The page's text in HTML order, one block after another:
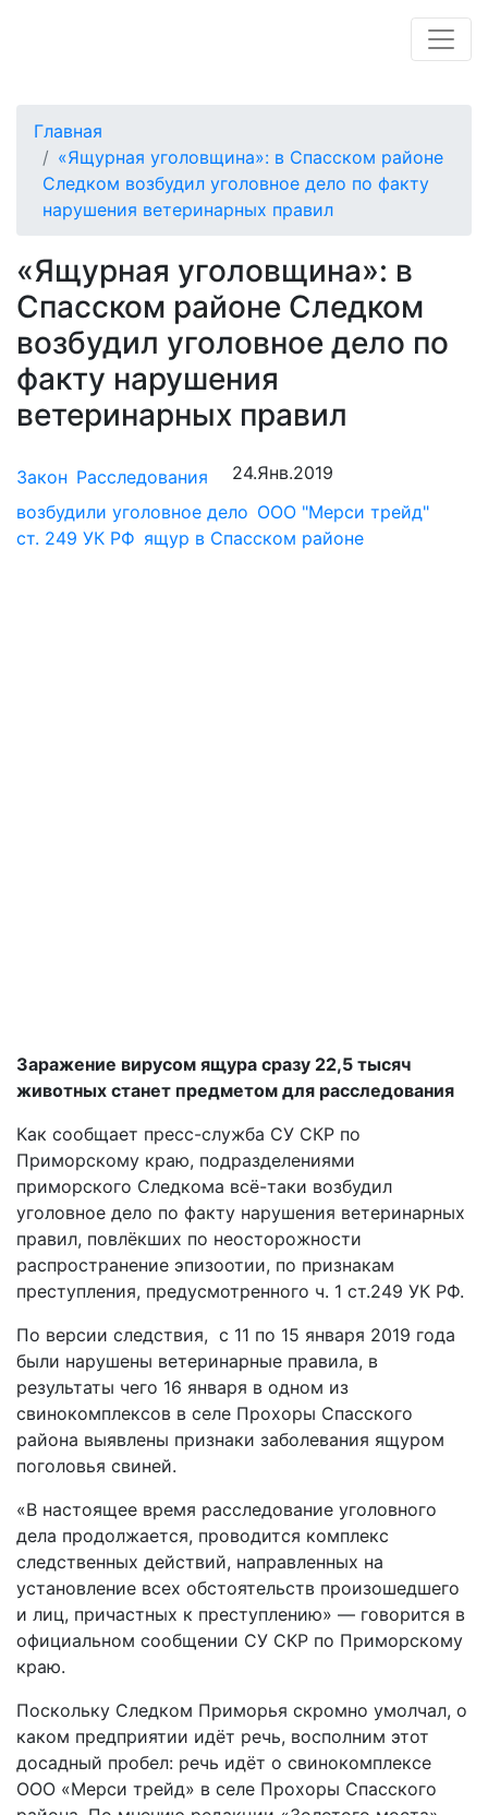
Главная
«Ящурная уголовщина»: в Спасском районе
Следком возбудил уголовное дело по факту
нарушения ветеринарных правил
«Ящурная уголовщина»: в
Спасском районе Следком
возбудил уголовное дело по
факту нарушения
ветеринарных правил
Закон Расследования
24.Янв.2019
возбудили уголовное дело ООО "Мерси трейд"
ст. 249 УК РФ ящур в Спасском районе
Заражение вирусом ящура сразу 22,5 тысяч
животных станет предметом для расследования
Как сообщает пресс-служба СУ СКР по
Приморскому краю, подразделениями
приморского Следкома всё-таки возбудил
уголовное дело по факту нарушения ветеринарных
правил, повлёкших по неосторожности
распространение эпизоотии, по признакам
преступления, предусмотренного ч. 1 ст.249 УК РФ.
По версии следствия, с 11 по 15 января 2019 года
были нарушены ветеринарные правила, в
результаты чего 16 января в одном из
свинокомплексов в селе Прохоры Спасского
района выявлены признаки заболевания ящуром
поголовья свиней.
«В настоящее время расследование уголовного
дела продолжается, проводится комплекс
следственных действий, направленных на
установление всех обстоятельств произошедшего
и лиц, причастных к преступлению» — говорится в
официальном сообщении СУ СКР по Приморскому
краю.
Поскольку Следком Приморья скромно умолчал, о
каком предприятии идёт речь, восполним этот
досадный пробел: речь идёт о свинокомплексе
ООО «Мерси трейд» в селе Прохоры Спасского